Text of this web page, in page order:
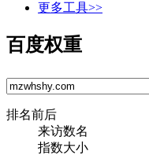
更多工具>>
百度权重
排名前后
来访数名
指数大小